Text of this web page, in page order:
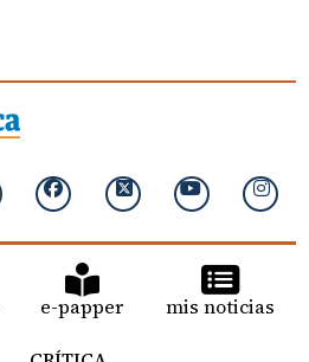
e-papper mis noticias